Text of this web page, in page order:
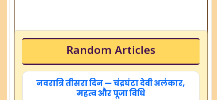
Random Articles
नवरात्रि तीसरा दिन — चंद्रघंटा देवी अलंकार,
महत्व और पूजा विधि